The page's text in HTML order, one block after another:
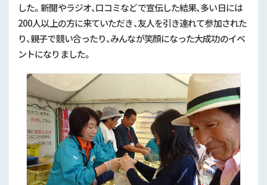
した。新聞やラジオ、口コミなどで宣伝した結果、多い日には
200人以上の方に来ていただき、友人を引き連れて参加された
り、親子で競い合ったり、みんなが笑顔になった大成功のイベ
ントになりました。